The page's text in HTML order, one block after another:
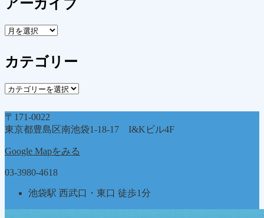
アーカイブ
ア
カ
イ
カテゴリー
カ
ゴ
リ
〒171-0022
東京都豊島区南池袋1-18-17 I&Kビル4F
Google Mapをみる
03-3980-4618
池袋駅 西武口・東口 徒歩1分